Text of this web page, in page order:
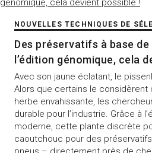
NOUVELLES TECHNIQUES DE
Des préservatifs à base
l’édition génomique, cela
Avec son jaune éclatant, le
Alors que certains le considèrent
herbe envahissante, les
durable pour l’industrie. Grâce à
moderne, cette plante discrète
caoutchouc pour des